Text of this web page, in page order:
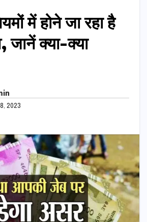
में होने जा रहा है
जानें क्या-क्या
2023